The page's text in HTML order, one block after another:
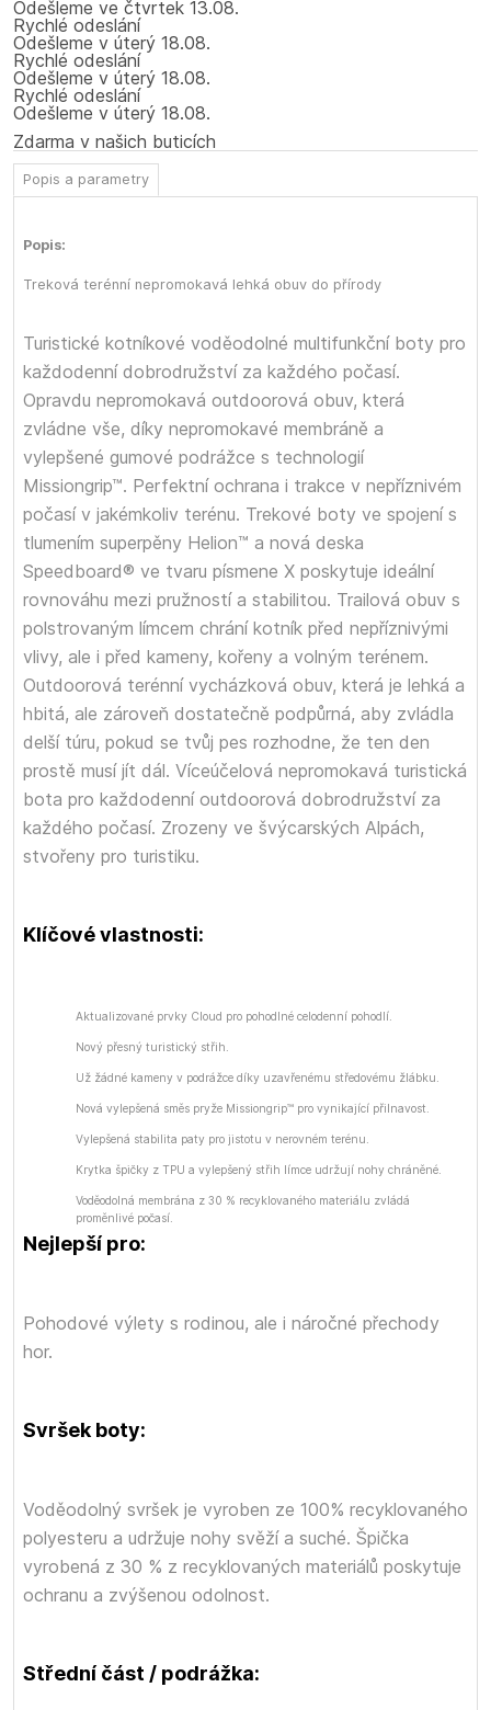
Odešleme ve čtvrtek 13.08.
Rychlé odeslání
Odešleme v úterý 18.08.
Rychlé odeslání
Odešleme v úterý 18.08.
Rychlé odeslání
Odešleme v úterý 18.08.
Zdarma v našich buticích
Popis a parametry
Popis:
Treková terénní nepromokavá lehká obuv do přírody
Turistické kotníkové voděodolné multifunkční boty pro
každodenní dobrodružství za každého počasí.
Opravdu nepromokavá outdoorová obuv, která
zvládne vše, díky nepromokavé membráně a
vylepšené gumové podrážce s technologií
Missiongrip™. Perfektní ochrana i trakce v nepříznivém
počasí v jakémkoliv terénu. Trekové boty ve spojení s
tlumením superpěny Helion™ a nová deska
Speedboard® ve tvaru písmene X poskytuje ideální
rovnováhu mezi pružností a stabilitou. Trailová obuv s
polstrovaným límcem chrání kotník před nepříznivými
vlivy, ale i před kameny, kořeny a volným terénem.
Outdoorová terénní vycházková obuv, která je lehká a
hbitá, ale zároveň dostatečně podpůrná, aby zvládla
delší túru, pokud se tvůj pes rozhodne, že ten den
prostě musí jít dál. Víceúčelová nepromokavá turistická
bota pro každodenní outdoorová dobrodružství za
každého počasí. Zrozeny ve švýcarských Alpách,
stvořeny pro turistiku.
Klíčové vlastnosti:
Aktualizované prvky Cloud pro pohodlné celodenní pohodlí.
Nový přesný turistický střih.
Už žádné kameny v podrážce díky uzavřenému středovému žlábku.
Nová vylepšená směs pryže Missiongrip™ pro vynikající přilnavost.
Vylepšená stabilita paty pro jistotu v nerovném terénu.
Krytka špičky z TPU a vylepšený střih límce udržují nohy chráněné.
Voděodolná membrána z 30 % recyklovaného materiálu zvládá
proměnlivé počasí.
Nejlepší pro:
Pohodové výlety s rodinou, ale i náročné přechody
hor.
Svršek boty:
Voděodolný svršek je vyroben ze 100% recyklovaného
polyesteru a udržuje nohy svěží a suché. Špička
vyrobená z 30 % z recyklovaných materiálů poskytuje
ochranu a zvýšenou odolnost.
Střední část / podrážka: